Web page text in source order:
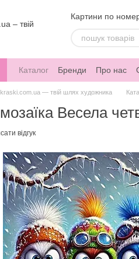
Картини по
Каталог Бренди Про нас
— твій шлях художника
Весела
відгук